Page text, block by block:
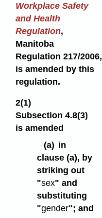
Workplace Safety
and Health
Regulation,
Manitoba
Regulation 217/2006,
is amended by this
regulation.
2(1)
Subsection 4.8(3)
is amended
(a) in
clause (a), by
striking out
"sex" and
substituting
"gender"; and